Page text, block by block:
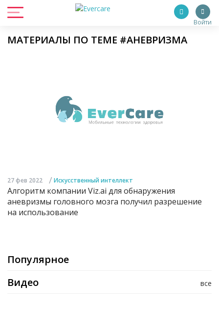
Войти
МАТЕРИАЛЫ ПО ТЕМЕ #АНЕВРИЗМА
27 фев 2022 / Искусственный интеллект
Алгоритм компании Viz.ai для обнаружения
аневризмы головного мозга получил разрешение
на использование
Популярное
все
Видео